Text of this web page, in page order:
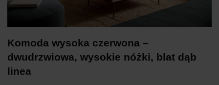
Komoda wysoka czerwona –
dwudrzwiowa, wysokie nóżki, blat dąb
linea